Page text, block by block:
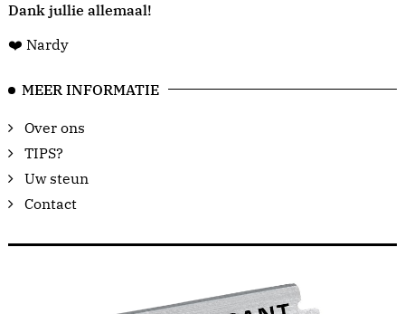
Dank jullie allemaal!
❤️ Nardy
MEER INFORMATIE
Over ons
TIPS?
Uw steun
Contact